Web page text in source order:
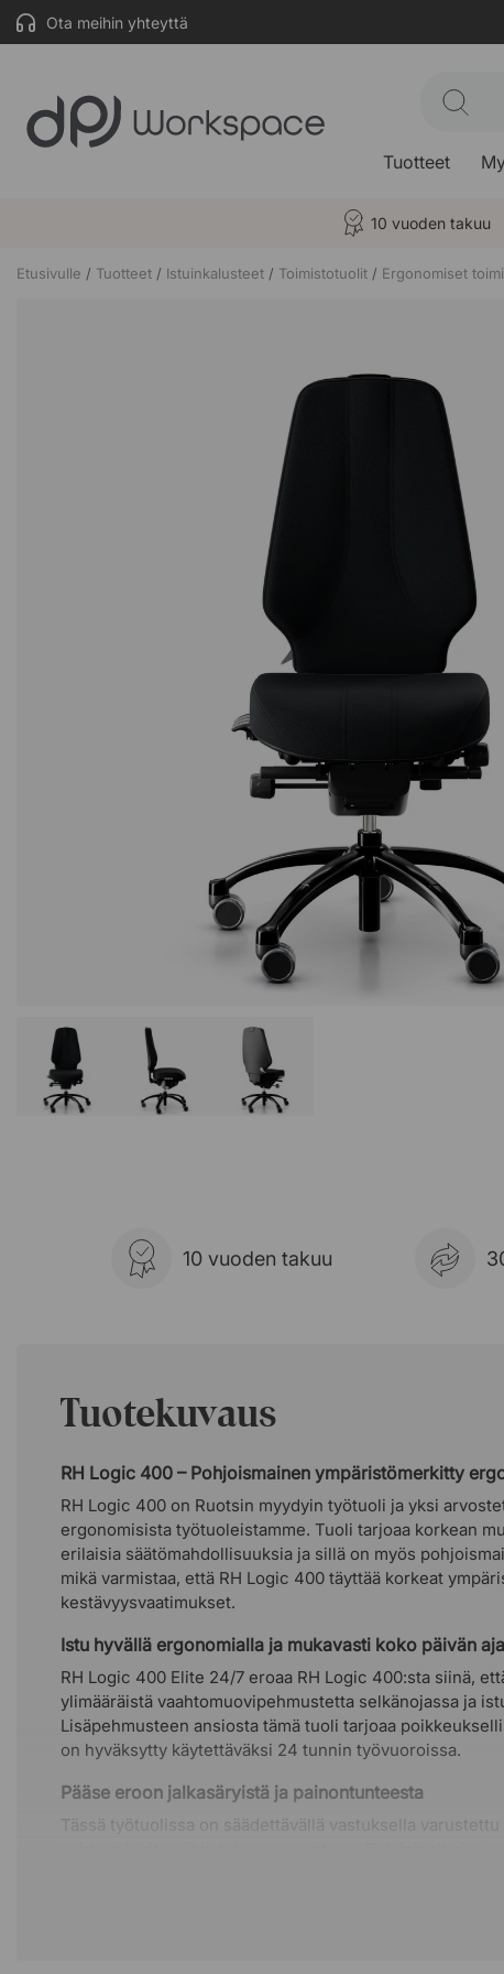
Ota meihin yhteyttä
Tuotteet
10 vuoden takuu
Etusivulle Tuotteet Istuinkalusteet Toimistotuolit Ergonomiset
10 vuoden takuu
Tuotekuvaus
RH Logic 400 – Pohjoismainen ympäristömerkitty
RH Logic 400 on Ruotsin myydyin työtuoli ja yksi
ergonomisista työtuoleistamme. Tuoli tarjoaa korkean
erilaisia ​​säätömahdollisuuksia ja sillä on myös
mikä varmistaa, että RH Logic 400 täyttää korkeat
kestävyysvaatimukset.
Istu hyvällä ergonomialla ja mukavasti koko päivän
RH Logic 400 Elite 24/7 eroaa RH Logic 400:sta siinä,
ylimääräistä vaahtomuovipehmustetta selkänojassa ja
Lisäpehmusteen ansiosta tämä tuoli tarjoaa
on hyväksytty käytettäväksi 24 tunnin työvuoroissa.
Pääse eroon jalkasäryistä ja painontunteesta
Tässä työtuolissa on säädettävällä vastuksella varustettu